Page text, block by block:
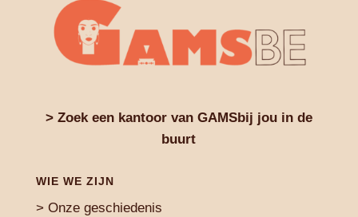
> Zoek een kantoor van GAMSbij jou in de
buurt
WIE WE ZIJN
> Onze geschiedenis